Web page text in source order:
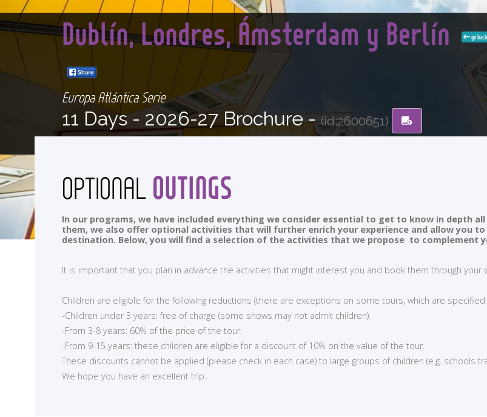
Dublín, Londres, Ámsterdam y Berlín go back
Europa Atlántica Serie
11 Days - 2026-27 Brochure - (id:2600651)
OPTIONALOUTINGS
In our programs, we have included everything we consider essential to get to know in depth
them, we also offer optional activities that will further enrich your experience and allow you
destination. Below, you will find a selection of the activities that we propose to complement
It is important that you plan in advance the activities that might interest you and book them through your
Children are eligible for the following reductions (there are exceptions on some tours, which are specified
-Children under 3 years: free of charge (some shows may not admit children).
-From 3-8 years: 60% of the price of the tour.
-From 9-15 years: these children are eligible for a discount of 10% on the value of the tour.
These discounts cannot be applied (please check in each case) to large groups of children (e.g. schools
We hope you have an excellent trip.